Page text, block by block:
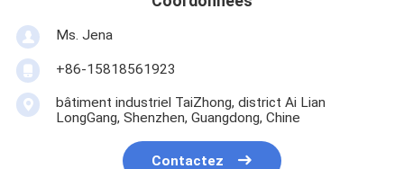
Ms. Jena
+86-15818561923
bâtiment industriel TaiZhong, district Ai Lian
LongGang, Shenzhen, Guangdong, Chine
Contactez